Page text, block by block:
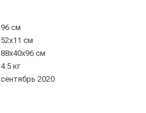
96 см
52x11 см
88x40x96 см
4.5 кг
сентябрь 2020